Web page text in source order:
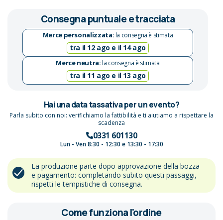
Consegna puntuale e tracciata
Merce personalizzata:la consegna è stimata
tra il 12 ago e il 14 ago
Merce neutra:la consegna è stimata
tra il 11 ago e il 13 ago
Hai una data tassativa per un evento?
Parla subito con noi: verifichiamo la fattibilità e ti aiutiamo a rispettare la
scadenza
0331 601130
Lun - Ven 8:30 - 12:30 e 13:30 - 17:30
La produzione parte dopo approvazione della bozza
e pagamento: completando subito questi passaggi,
rispetti le tempistiche di consegna.
Come funziona l'ordine